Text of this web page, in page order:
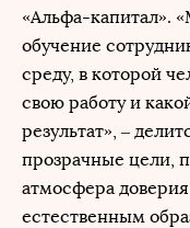
«Альфа-капитал».
обучение
среду, в которой
свою работу и
результат», –
прозрачные цели,
атмосфера
естественным